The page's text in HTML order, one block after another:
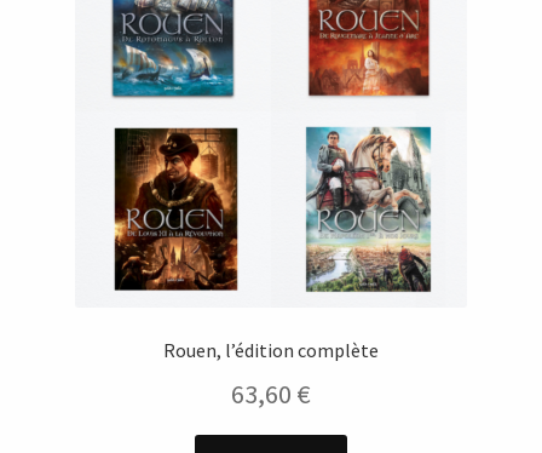
Rouen, l’édition complète
63,60 €